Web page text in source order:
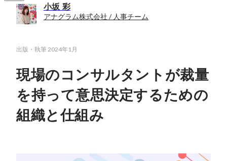
小坂 彩
アナグラム株式会社 / 人事チーム
出版・執筆 2024年1月
現場のコンサルタントが裁量
を持って意思決定するための
組織と仕組み